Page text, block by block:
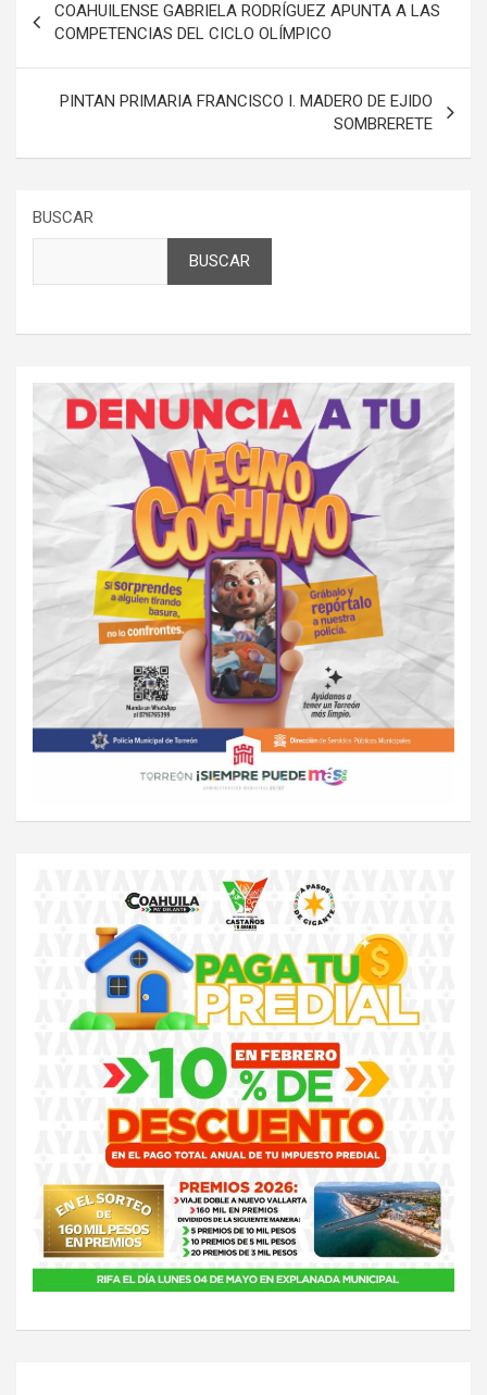
de
entradas
COAHUILENSE GABRIELA RODRÍGUEZ APUNTA A LAS
COMPETENCIAS DEL CICLO OLÍMPICO
PINTAN PRIMARIA FRANCISCO I. MADERO DE EJIDO
SOMBRERETE
BUSCAR
BUSCAR